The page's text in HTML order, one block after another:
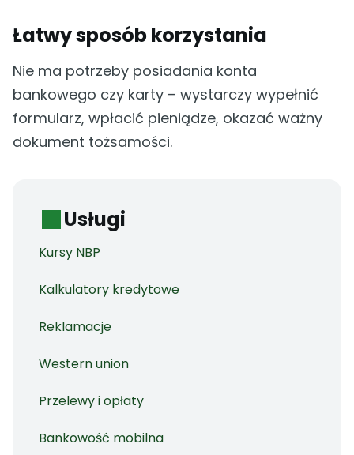
Łatwy sposób korzystania
Nie ma potrzeby posiadania konta
bankowego czy karty – wystarczy wypełnić
formularz, wpłacić pieniądze, okazać ważny
dokument tożsamości.
Usługi
Kursy NBP
Kalkulatory kredytowe
Reklamacje
Western union
Przelewy i opłaty
Bankowość mobilna